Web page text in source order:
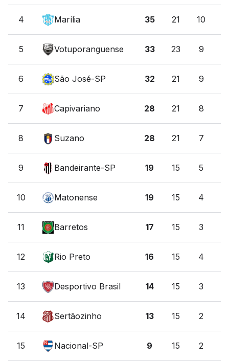
4 Marília 35 21 10
5 Votuporanguense 33 23 9
6 São José-SP 32 21 9
7 Capivariano 28 21 8
8 Suzano 28 21 7
9 Bandeirante-SP 19 15 5
10 Matonense 19 15 4
11 Barretos 17 15 3
12 Rio Preto 16 15 4
13 Desportivo Brasil 14 15 3
14 Sertãozinho 13 15 2
15 Nacional-SP 9 15 2